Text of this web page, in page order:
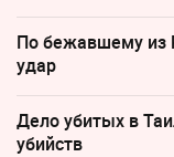
По бежавшему из
удар
Дело убитых в
убийств